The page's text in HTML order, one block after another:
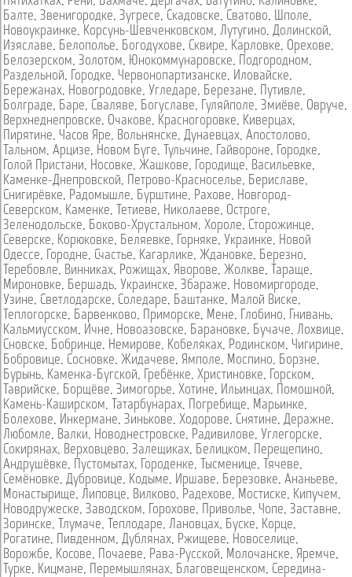
Балте, Звенигородке, Зугресе, Скадовске, Сватово, Шполе,
Новоукраинке, Корсунь-Шевченковском, Лутугино, Долинской,
Изяславе, Белополье, Богодухове, Сквире, Карловке, Орехове,
Белозерском, Золотом, Юнокоммунаровске, Подгородном,
Раздельной, Городке, Червонопартизанске, Иловайске,
Бережанах, Новогродовке, Угледаре, Березане, Путивле,
Болграде, Баре, Сваляве, Богуславе, Гуляйполе, Змиёве, Овруче,
Верхнеднепровске, Очакове, Красногоровке, Киверцах,
Пирятине, Часов Яре, Вольнянске, Дунаевцах, Апостолово,
Тальном, Арцизе, Новом Буге, Тульчине, Гайвороне, Городке,
Голой Пристани, Носовке, Жашкове, Городище, Васильевке,
Каменке-Днепровской, Петрово-Красноселье, Бериславе,
Снигирёвке, Радомышле, Бурштине, Рахове, Новгород-
Северском, Каменке, Тетиеве, Николаеве, Остроге,
Зеленодольске, Боково-Хрустальном, Хороле, Сторожинце,
Северске, Корюковке, Беляевке, Горняке, Украинке, Новой
Одессе, Городне, Счастье, Кагарлике, Ждановке, Березно,
Теребовле, Винниках, Рожищах, Яворове, Жолкве, Тараще,
Мироновке, Бершадь, Украинске, Збараже, Новомиргороде,
Узине, Светлодарске, Соледаре, Баштанке, Малой Виске,
Теплогорске, Барвенково, Приморске, Мене, Глобино, Гнивань,
Кальмиусском, Ичне, Новоазовске, Барановке, Бучаче, Лохвице,
Сновске, Бобринце, Немирове, Кобеляках, Родинском, Чигирине,
Бобровице, Сосновке, Жидачеве, Ямполе, Моспино, Борзне,
Бурынь, Каменка-Бугской, Гребёнке, Христиновке, Горском,
Таврийске, Борщёве, Зимогорье, Хотине, Ильинцах, Помошной,
Камень-Каширском, Татарбунарах, Погребище, Марьинке,
Болехове, Инкермане, Зинькове, Ходорове, Снятине, Деражне,
Любомле, Валки, Новоднестровске, Радивилове, Углегорске,
Сокирянах, Верховцево, Залещиках, Белицком, Перещепино,
Андрушёвке, Пустомытах, Городенке, Тысменице, Тячеве,
Семёновке, Дубровице, Кодыме, Иршаве, Березовке, Ананьеве,
Монастырище, Липовце, Вилково, Радехове, Мостиске, Кипучем,
Новодружеске, Заводском, Горохове, Приволье, Чопе, Заставне,
Зоринске, Тлумаче, Теплодаре, Лановцах, Буске, Корце,
Рогатине, Пивденном, Дублянах, Ржищеве, Новоселице,
Ворожбе, Косове, Почаеве, Рава-Русской, Молочанске, Яремче,
Турке, Кицмане, Перемышлянах, Благовещенском, Середина-